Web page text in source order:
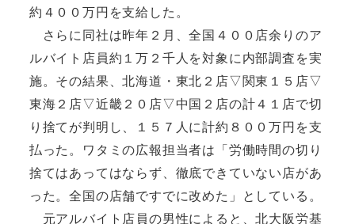
約４００万円を支給した。
さらに同社は昨年２月、全国４００店余りのア
ルバイト店員約１万２千人を対象に内部調査を実
施。その結果、北海道・東北２店▽関東１５店▽
東海２店▽近畿２０店▽中国２店の計４１店で切
り捨てが判明し、１５７人に計約８００万円を支
払った。ワタミの広報担当者は「労働時間の切り
捨てはあってはならず、徹底できていない店があ
った。全国の店舗ですでに改めた」としている。
元アルバイト店員の男性によると、北大阪労基